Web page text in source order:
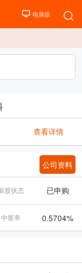
查看详情
公司资料
股状态 已申购
中签率 0.5704%